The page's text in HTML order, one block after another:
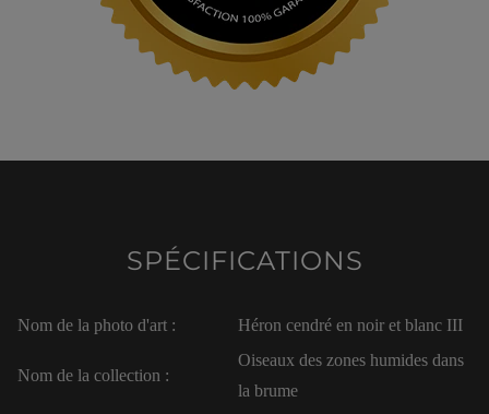
SPÉCIFICATIONS
Nom de la photo d'art : Héron cendré en noir et blanc III
Nom de la collection :
Oiseaux des zones humides dans
la brume